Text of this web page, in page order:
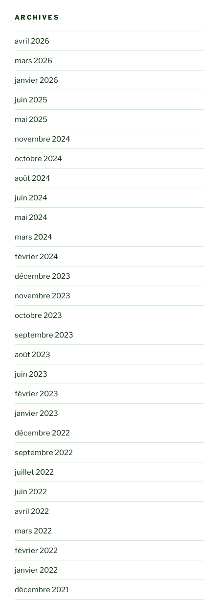
ARCHIVES
avril 2026
mars 2026
janvier 2026
juin 2025
mai 2025
novembre 2024
octobre 2024
août 2024
juin 2024
mai 2024
mars 2024
février 2024
décembre 2023
novembre 2023
octobre 2023
septembre 2023
août 2023
juin 2023
février 2023
janvier 2023
décembre 2022
septembre 2022
juillet 2022
juin 2022
avril 2022
mars 2022
février 2022
janvier 2022
décembre 2021